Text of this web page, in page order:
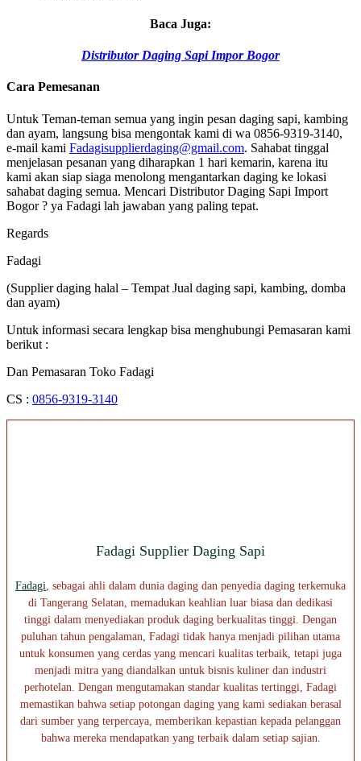
Baca Juga:
Distributor Daging Sapi Impor Bogor
Cara Pemesanan
Untuk Teman-teman semua yang ingin pesan daging sapi, kambing
dan ayam, langsung bisa mengontak kami di wa 0856-9319-3140,
e-mail kami Fadagisupplierdaging@gmail.com. Sahabat tinggal
menjelasan pesanan yang diharapkan 1 hari kemarin, karena itu
kami akan siap siaga menolong mengantarkan daging ke lokasi
sahabat daging semua. Mencari Distributor Daging Sapi Import
Bogor ? ya Fadagi lah jawaban yang paling tepat.
Regards
Fadagi
(Supplier daging halal – Tempat Jual daging sapi, kambing, domba
dan ayam)
Untuk informasi secara lengkap bisa menghubungi Pemasaran kami
berikut :
Dan Pemasaran Toko Fadagi
CS : 0856-9319-3140
Fadagi Supplier Daging Sapi
Fadagi , sebagai ahli dalam dunia daging dan penyedia daging terkemuka
di Tangerang Selatan, memadukan keahlian luar biasa dan dedikasi
tinggi dalam menyediakan produk daging berkualitas tinggi. Dengan
puluhan tahun pengalaman, Fadagi tidak hanya menjadi pilihan utama
untuk konsumen yang cerdas yang mencari kualitas terbaik, tetapi juga
menjadi mitra yang diandalkan untuk bisnis kuliner dan industri
perhotelan. Dengan mengutamakan standar kualitas tertinggi, Fadagi
memastikan bahwa setiap potongan daging yang kami sediakan berasal
dari sumber yang terpercaya, memberikan kepastian kepada pelanggan
bahwa mereka mendapatkan yang terbaik dalam setiap sajian.